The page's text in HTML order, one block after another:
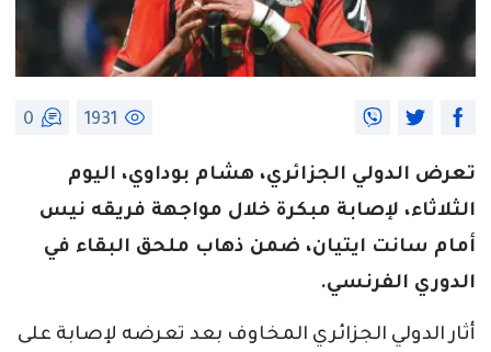
1931
0
تعرض الدولي الجزائري، هشام بوداوي، اليوم
الثلاثاء، لإصابة مبكرة خلال مواجهة فريقه نيس
أمام سانت ايتيان، ضمن ذهاب ملحق البقاء في
الدوري الفرنسي.
أثار الدولي الجزائري المخاوف بعد تعرضه لإصابة على